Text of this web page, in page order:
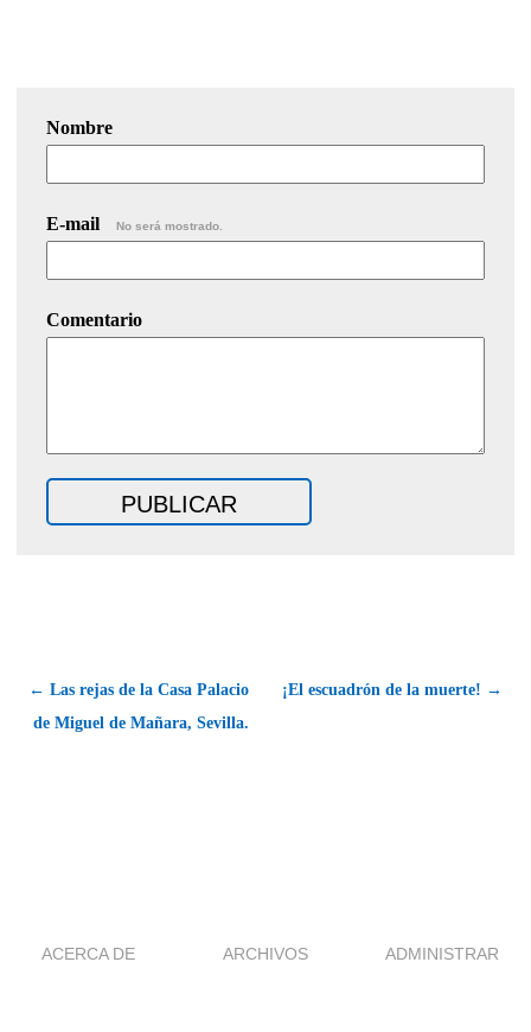
Nombre
E-mail No será mostrado.
Comentario
← Las rejas de la Casa Palacio
de Miguel de Mañara, Sevilla.
¡El escuadrón de la muerte! →
ACERCA DE ARCHIVOS ADMINISTRAR